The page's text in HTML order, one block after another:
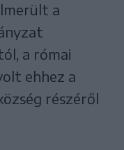
a
a római
ehhez a
részéről